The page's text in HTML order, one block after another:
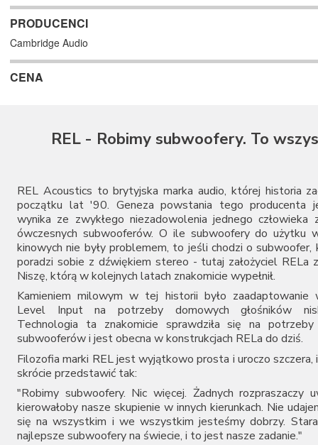
PRODUCENCI
Cambridge Audio
CENA
REL - Robimy subwoofery. To
REL Acoustics to brytyjska marka audio, której historia
początku lat '90. Geneza powstania tego producenta
wynika ze zwykłego niezadowolenia jednego człowieka
ówczesnych subwooferów. O ile subwoofery do użytku
kinowych nie były problemem, to jeśli chodzi o
poradzi sobie z dźwiękiem stereo - tutaj założyciel RELa
Niszę, którą w kolejnych latach znakomicie wypełnił.
Kamieniem milowym w tej historii było zaadaptowanie
Level Input na potrzeby domowych głośników
Technologia ta znakomicie sprawdziła się na potrzeby
subwooferów i jest obecna w konstrukcjach RELa do dziś.
Filozofia marki RELjest wyjątkowo prosta i uroczo szczera,
skrócie przedstawić tak:
"Robimy subwoofery. Nic więcej. Żadnych rozpraszaczy
kierowałoby nasze skupienie w innych kierunkach. Nie
się na wszystkim i we wszystkim jesteśmy dobrzy.
najlepsze subwoofery na świecie, i to jest nasze zadanie."